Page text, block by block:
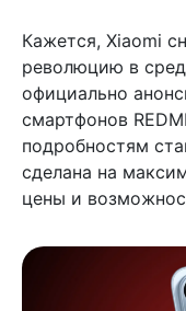
Кажется, Xiaomi
революцию в
официально
смартфонов
подробностям
сделана на
цены и